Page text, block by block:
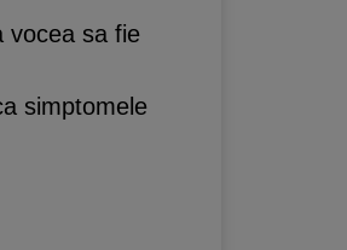
vocea sa fie
simptomele